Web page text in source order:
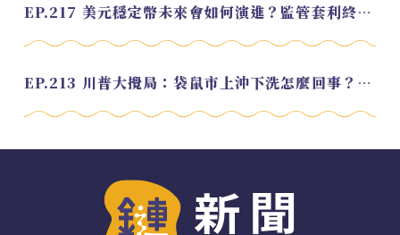
EP.217 美元穩定幣未來會如何演進？監管套利終將收斂？feat. 研究員 余哲安
EP.213 川普大攪局：袋鼠市上沖下洗怎麼回事？feat. Alvin